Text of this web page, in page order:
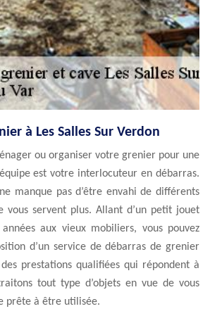
à Les Salles Sur Verdon
ou organiser votre grenier pour une
est votre interlocuteur en débarras.
manque pas d’être envahi de différents
vous servent plus. Allant d’un petit jouet
aux vieux mobiliers, vous pouvez
d’un service de débarras de grenier
prestations qualifiées qui répondent à
tout type d’objets en vue de vous
prête à être utilisée.